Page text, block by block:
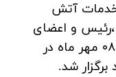
خدمات آتش
،رئیس و اعضای
شورای اسلامی شهر لامِرد روز شنبه ۰۸ مهر ماه در
شد.